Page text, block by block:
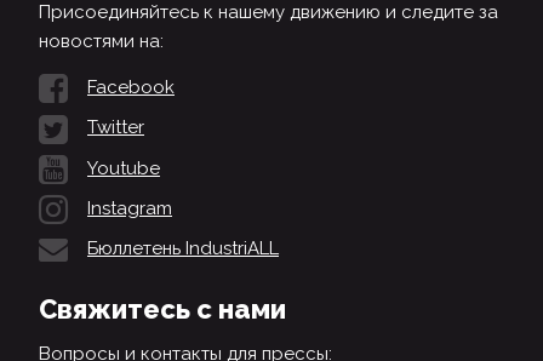
Присоединяйтесь к нашему движению и следите за
новостями на:
Facebook
Twitter
Youtube
Instagram
Бюллетень IndustriALL
Свяжитесь с нами
Вопросы и контакты для прессы: